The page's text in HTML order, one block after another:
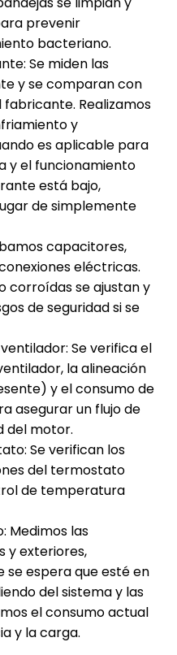
prevenir
bacteriano.
Se miden las
y se comparan con
Realizamos
y
es aplicable para
y el funcionamiento
está bajo,
de simplemente
capacitores,
eléctricas.
corroídas se ajustan y
de seguridad si se
Se verifica el
la alineación
y el consumo de
asegurar un flujo de
del motor.
Se verifican los
del termostato
de temperatura
Medimos las
y exteriores,
se espera que esté en
del sistema y las
el consumo actual
y la carga.